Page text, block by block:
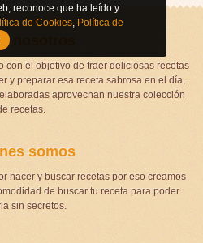
nosotros
con el objetivo de traer deliciosas recetas
y preparar esa receta sabrosa en el día,
aprovechan nuestra colección
recetas.
somos
hacer y buscar recetas por eso creamos
de buscar tu receta para poder
sin secretos.
reconoce que ha leído y
de Cookies, Política de